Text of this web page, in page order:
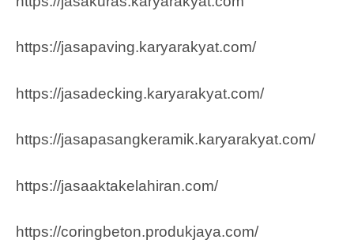
https://jasapaving.karyarakyat.com/
https://jasadecking.karyarakyat.com/
https://jasapasangkeramik.karyarakyat.com/
https://jasaaktakelahiran.com/
https://coringbeton.produkjaya.com/